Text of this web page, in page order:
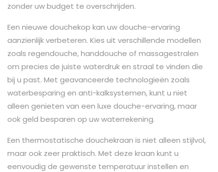
zonder uw budget te overschrijden.
Een nieuwe douchekop kan uw douche-ervaring
aanzienlijk verbeteren. Kies uit verschillende modellen
zoals regendouche, handdouche of massagestralen
om precies de juiste waterdruk en straal te vinden die
bij u past. Met geavanceerde technologieën zoals
waterbesparing en anti-kalksystemen, kunt u niet
alleen genieten van een luxe douche-ervaring, maar
ook geld besparen op uw waterrekening.
Een thermostatische douchekraan is niet alleen stijlvol,
maar ook zeer praktisch. Met deze kraan kunt u
eenvoudig de gewenste temperatuur instellen en